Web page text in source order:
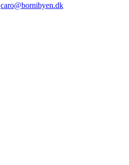
caro@bornibyen.dk